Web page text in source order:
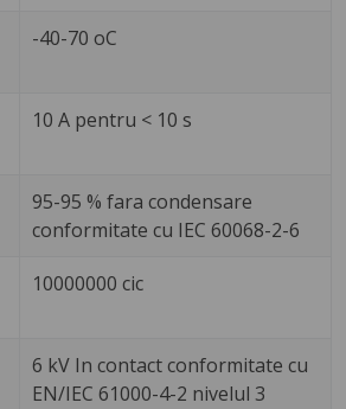
-40-70 oC
10 A pentru < 10 s
95-95 % fara condensare
conformitate cu IEC 60068-2-6
10000000 cic
6 kV In contact conformitate cu
EN/IEC 61000-4-2 nivelul 3